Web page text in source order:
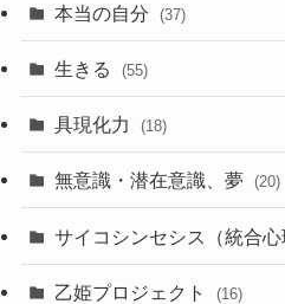
本当の自分 (37)
生きる (55)
具現化力 (18)
無意識・潜在意識、夢 (20)
サイコシンセシス（統合心
乙姫プロジェクト (16)